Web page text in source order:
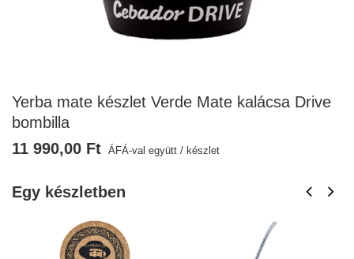
Yerba mate készlet Verde Mate kalácsa Drive
bombilla
Egy készletben
11 990,00 Ft ÁFÁ-val együtt / készlet